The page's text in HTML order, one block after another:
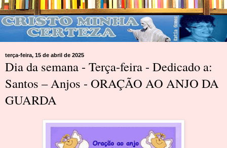
terça-feira, 15 de abril de 2025
Dia da semana - Terça-feira - Dedicado a:
Santos – Anjos - ORAÇÃO AO ANJO DA
GUARDA